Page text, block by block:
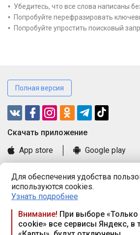
Для обеспечения удобства
используются cookies.
Узнать подробнее
Внимание! При выборе
cookie» все сервисы Яндекс, в
Убедитесь, что все слова написаны
Попробуйте перефразировать
Попробуйте упростить поисковый
Полная версия
Cкачать приложение
App store
Google play
Книга замечаний и предложений
Правила и документы
Praca.by © 2000—2026, ООО «ПРАЦА
Республика Беларусь, 220114, г. Минск,
117а, пом. № 9.